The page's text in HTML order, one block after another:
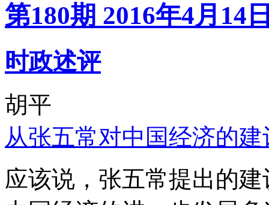
第180期 2016年4月14
时政述评
胡平
从张五常对中国经济的
应该说，张五常提出的